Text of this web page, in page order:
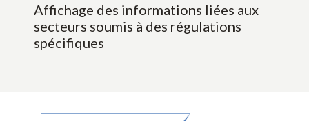
Affichage des informations liées aux
secteurs soumis à des régulations
spécifiques